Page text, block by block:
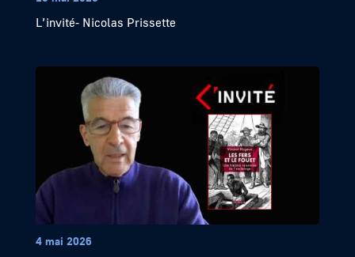
L’invité- Nicolas Prissette
4 mai 2026